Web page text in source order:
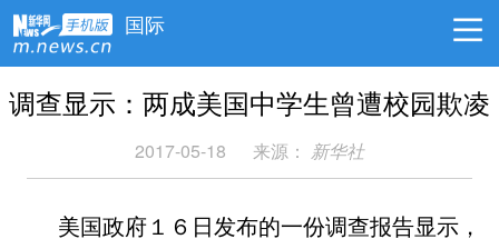
国际
调查显示：两成美国中学生曾遭校园欺凌
2017-05-18 来源： 新华社
美国政府１６日发布的一份调查报告显示，